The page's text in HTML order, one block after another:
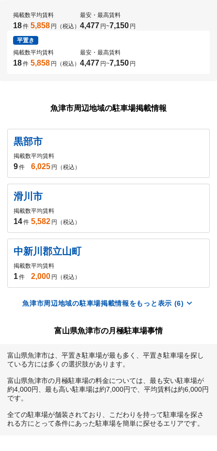
掲載数
18件
平均賃料
5,858 円（税込）
最安・最高賃料
4,477 円~7,150 円
平置き
掲載数
18件
平均賃料
5,858 円（税込）
最安・最高賃料
4,477 円~7,150 円
魚津市周辺地域の駐車場掲載情報
黒部市
掲載数
9件
平均賃料
6,025 円（税込）
滑川市
掲載数
14件
平均賃料
5,582 円（税込）
中新川郡立山町
掲載数
1件
平均賃料
2,000 円（税込）
魚津市周辺地域の駐車場掲載情報をもっと表示 (6)
富山県魚津市の月極駐車場事情
富山県魚津市は、平置き駐車場が最も多く、平置き駐車場を探し
ている方には多くの選択肢があります。
富山県魚津市の月極駐車場の料金については、最も安い駐車場が
約4,000円、最も高い駐車場は約7,000円で、平均賃料は約6,000円
です。
全ての駐車場が舗装されており、こだわりを持って駐車場を探さ
れる方にとって条件にあった駐車場を簡単に探せるエリアです。